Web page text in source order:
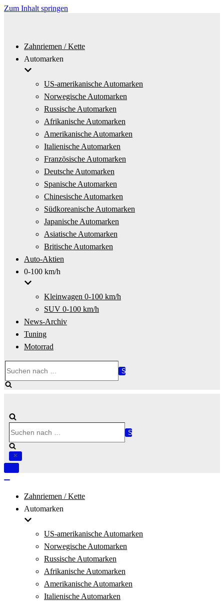
Zum Inhalt springen
Zahnriemen / Kette
Automarken
US-amerikanische Automarken
Norwegische Automarken
Russische Automarken
Afrikanische Automarken
Amerikanische Automarken
Italienische Automarken
Französische Automarken
Deutsche Automarken
Spanische Automarken
Chinesische Automarken
Südkoreanische Automarken
Japanische Automarken
Asiatische Automarken
Britische Automarken
Auto-Aktien
0-100 km/h
Kleinwagen 0-100 km/h
SUV 0-100 km/h
News-Archiv
Tuning
Motorrad
nach …
nach …
Navigation
Zahnriemen / Kette
Automarken
US-amerikanische Automarken
Norwegische Automarken
Russische Automarken
Afrikanische Automarken
Amerikanische Automarken
Italienische Automarken